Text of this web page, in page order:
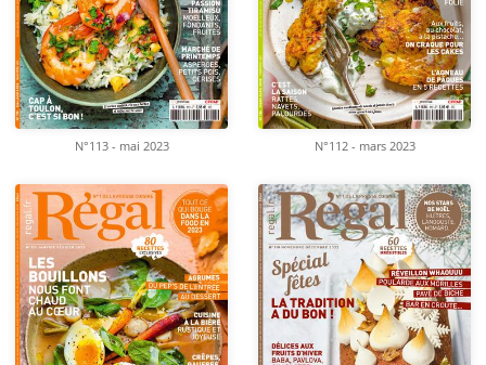
N°113 - mai 2023 N°112 - mars 2023